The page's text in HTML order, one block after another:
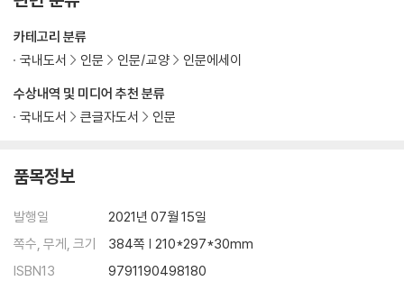
수상내역 및 미디어 추천 분류
국내도서
큰글자도서 인문
카테고리 분류
국내도서
인문 인문/교양 인문에세이
품목정보
발행일
2021년 07월 15일
쪽수, 무게, 크기
384쪽 | 210*297*30mm
ISBN13
9791190498180